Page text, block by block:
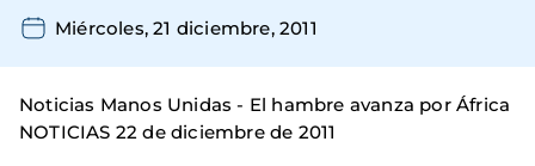
Miércoles, 21 diciembre, 2011
Noticias Manos Unidas - El hambre avanza por África
NOTICIAS 22 de diciembre de 2011